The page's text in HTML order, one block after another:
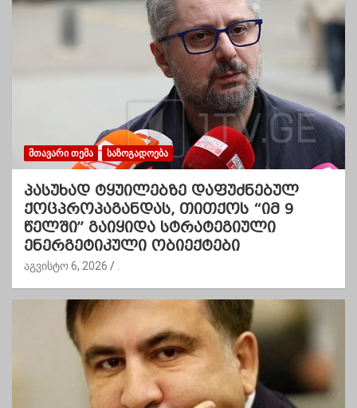
ᲛᲗᲐᲕᲐᲠᲘ ᲗᲔᲛᲐ ᲡᲐᲖᲝᲒᲐᲓᲝᲔᲑᲐ
პასუხად ტყუილებზე დაფუძნებულ
ქოცპროპაგანდას, თითქოს “იმ 9
წელში” გაიყიდა სტრატეგიული
ენერგეტიკული ობიექტები
აგვისტო 6, 2026